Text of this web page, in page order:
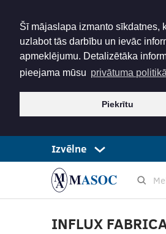
Šī mājaslapa izmanto sīkdatnes,
uzlabot tās darbību un ievāc
apmeklējumu. Detalizētāka
pieejama mūsu privātuma
Piekrītu
Izvēlne
INFLUX